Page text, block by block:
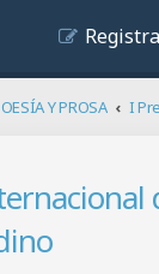
Y PROSA